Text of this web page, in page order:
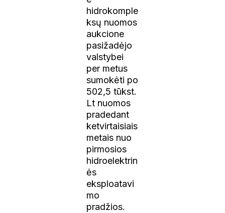
hidrokomple
ksų nuomos
aukcione
pasižadėjo
valstybei
per metus
sumokėti po
502,5 tūkst.
Lt nuomos
pradedant
ketvirtaisiais
metais nuo
pirmosios
hidroelektrin
ės
eksploatavi
mo
pradžios.